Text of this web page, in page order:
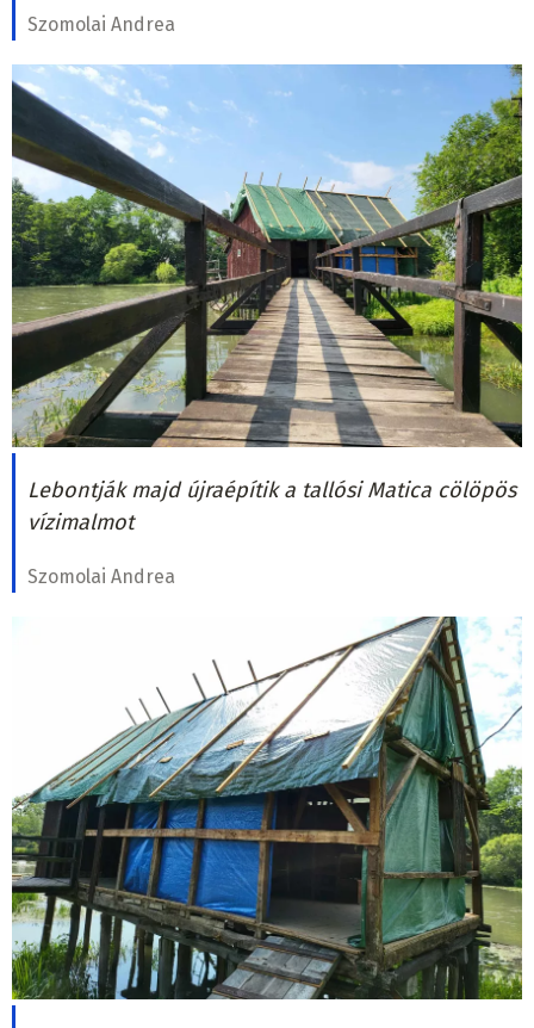
Szomolai Andrea
Lebontják majd újraépítik a tallósi Matica cölöpös
vízimalmot
Szomolai Andrea